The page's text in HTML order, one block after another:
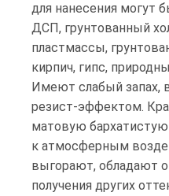
для нанесения могут
ДСП, грунтованный
пластмассы,
кирпич, гипс,
Имеют слабый запах,
резист-эффектом.
матовую
к атмосферным
выгорают, обладают
получения других